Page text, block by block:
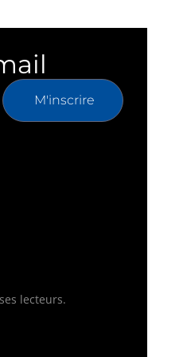
M'inscrire
lecteurs.